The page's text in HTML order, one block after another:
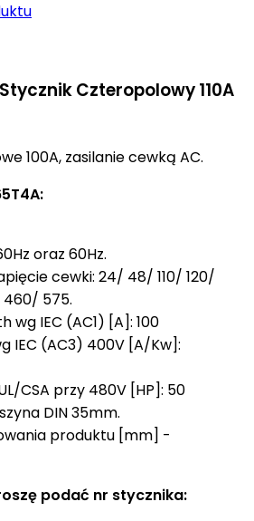
Czteropolowy 110A
100A, zasilanie cewką AC.
oraz 60Hz.
cewki: 24/ 48/ 110/ 120/
575.
wg IEC (AC1) [A]: 100
IEC (AC3) 400V [A/Kw]:
CSA przy 480V [HP]: 50
DIN 35mm.
produktu [mm] -
podać nr stycznika: